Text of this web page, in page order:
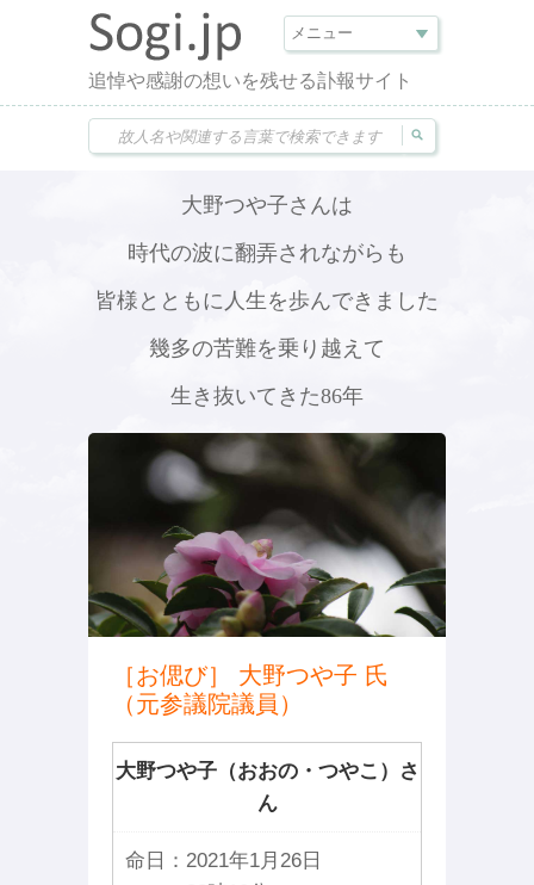
追悼や感謝の想いを残せる訃報サイト
大野つや子さんは
時代の波に翻弄されながらも
皆様とともに人生を歩んできました
幾多の苦難を乗り越えて
生き抜いてきた86年
［お偲び］ 大野つや子 氏
（元参議院議員）
大野つや子（おおの・つやこ）さ
ん
命日： 2021年1月26日